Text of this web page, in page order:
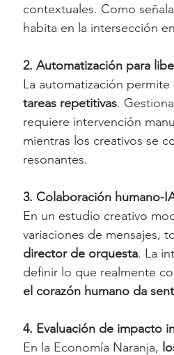
contextuales. Como señala
habita en la intersección
2. Automatización para
La automatización permite
tareas repetitivas.
requiere intervención
mientras los creativos se
resonantes.
3. Colaboración humano-
En un estudio creativo
variaciones de mensajes,
director de orquesta. La
definir lo que realmente
el corazón humano da
4. Evaluación de impacto
En la Economía Naranja,